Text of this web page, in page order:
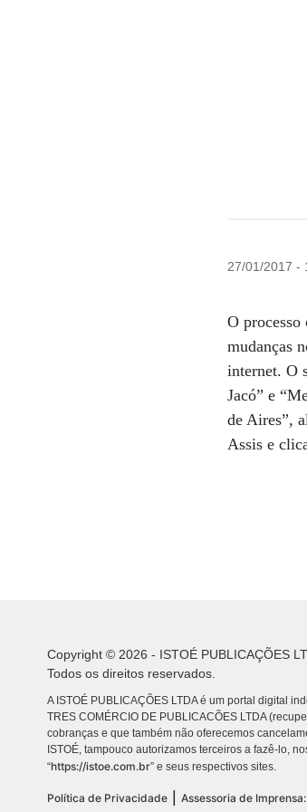
27/01/2017 -
O
mudanças
internet. O
Jacó” e
de Aires”,
Assis e
Copyright © 2026 - ISTOÉ PUBLICAÇÕES
Todos os direitos reservados.
A ISTOÉ PUBLICAÇÕES LTDA é um portal digital
TRES COMÉRCIO DE PUBLICACÕES LTDA
cobranças e que também não oferecemos
ISTOÉ, tampouco autorizamos terceiros a fazê-lo,
“https://istoe.com.br” e seus respectivos sites.
Política de Privacidade Assessoria de